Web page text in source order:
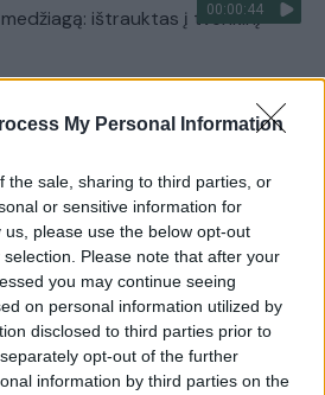
My Personal Information
the sale, sharing to third parties, or
or sensitive information for
please use the below opt-out
Please note that after your
you may continue seeing
on personal information utilized by
disclosed to third parties prior to
opt-out of the further
information by third parties on the
00:00:44
ištrauktas į tvenkinį
Visi įrašai